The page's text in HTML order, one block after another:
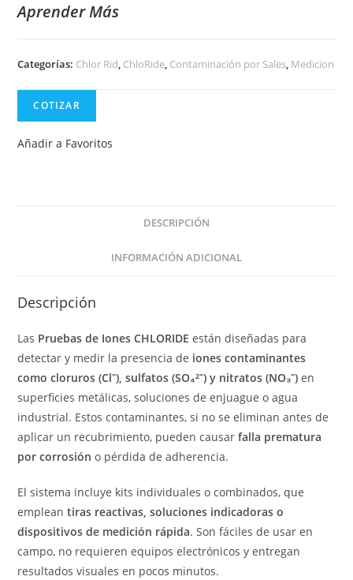
Aprender Más
Categorías: Chlor Rid, ChloRide, Contaminación por Sales, Medicion
COTIZAR
Añadir a Favoritos
DESCRIPCIÓN
INFORMACIÓN ADICIONAL
Descripción
Las Pruebasde IonesCHLORIDE estándiseñadas para
detectary medir la presenciade ionescontaminantes
comocloruros (Cl⁻),sulfatos (SO₄²⁻)y nitratos (NO₃⁻) en
superficies metálicas,solucionesdeenjuagueoagua
industrial. Estoscontaminantes,si noseeliminanantesde
aplicar un recubrimiento, puedencausarfalla prematura
porcorrosión o pérdidadeadherencia.
Elsistema incluye kits individualesocombinados,que
empleantiras reactivas,soluciones indicadoraso
dispositivosde medición rápida.Sonfácilesde usaren
campo, no requierenequiposelectrónicosyentregan
resultadosvisualesen pocos minutos.